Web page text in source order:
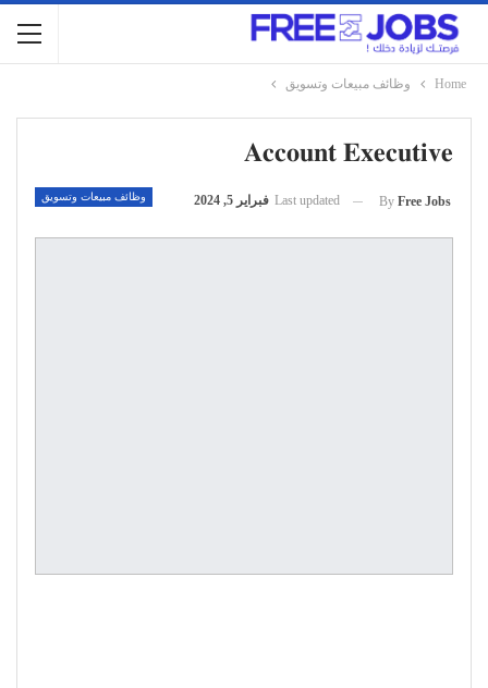
Home وظائف مبيعات وتسويق
𝐀𝐜𝐜𝐨𝐮𝐧𝐭 𝐄𝐱𝐞𝐜𝐮𝐭𝐢𝐯𝐞
وظائف مبيعات وتسويق By Free Jobs
Last updated فبراير 5, 2024